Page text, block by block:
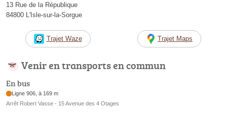
13 Rue de la République
84800 L'Isle-sur-la-Sorgue
Trajet Waze Trajet Maps
Venir en transports en commun
En bus
Ligne 906, à 169 m
Arrêt Robert Vasse - 15 Avenue des 4 Otages